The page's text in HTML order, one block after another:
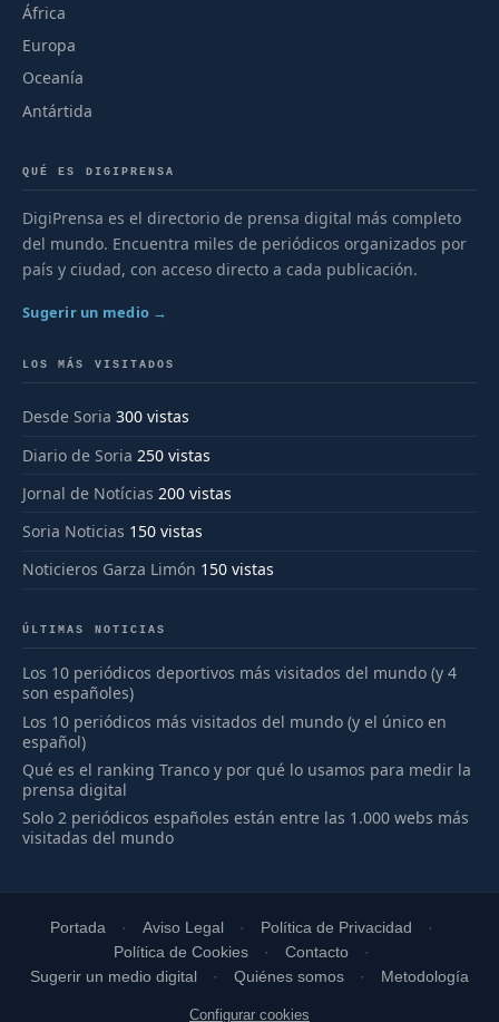
África
Europa
Oceanía
Antártida
QUÉ ES DIGIPRENSA
DigiPrensa es el directorio de prensa digital más completo
del mundo. Encuentra miles de periódicos organizados por
país y ciudad, con acceso directo a cada publicación.
Sugerir un medio →
LOS MÁS VISITADOS
Desde Soria 300 vistas
Diario de Soria 250 vistas
Jornal de Notícias 200 vistas
Soria Noticias 150 vistas
Noticieros Garza Limón 150 vistas
ÚLTIMAS NOTICIAS
Los 10 periódicos deportivos más visitados del mundo (y 4
son españoles)
Los 10 periódicos más visitados del mundo (y el único en
español)
Qué es el ranking Tranco y por qué lo usamos para medir la
prensa digital
Solo 2 periódicos españoles están entre las 1.000 webs más
visitadas del mundo
Portada Aviso Legal
Política de Privacidad
Política de Cookies
Contacto
Sugerir un medio digital
Quiénes somos Metodología
Configurar cookies